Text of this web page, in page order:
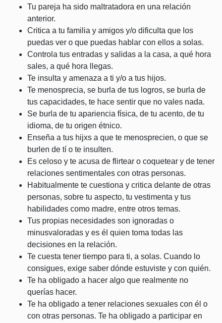
Tu pareja ha sido maltratadora en una relación
anterior.
Critica a tu familia y amigos y/o dificulta que los
puedas ver o que puedas hablar con ellos a solas.
Controla tus entradas y salidas a la casa, a qué hora
sales, a qué hora llegas.
Te insulta y amenaza a ti y/o a tus hijos.
Te menosprecia, se burla de tus logros, se burla de
tus capacidades, te hace sentir que no vales nada.
Se burla de tu apariencia física, de tu acento, de tu
idioma, de tu origen étnico.
Enseña a tus hijxs a que te menosprecien, o que se
burlen de tí o te insulten.
Es celoso y te acusa de flirtear o coquetear y de tener
relaciones sentimentales con otras personas.
Habitualmente te cuestiona y critica delante de otras
personas, sobre tu aspecto, tu vestimenta y tus
habilidades como madre, entre otros temas.
Tus propias necesidades son ignoradas o
minusvaloradas y es él quien toma todas las
decisiones en la relación.
Te cuesta tener tiempo para ti, a solas. Cuando lo
consigues, exige saber dónde estuviste y con quién.
Te ha obligado a hacer algo que realmente no
querías hacer.
Te ha obligado a tener relaciones sexuales con él o
con otras personas. Te ha obligado a participar en